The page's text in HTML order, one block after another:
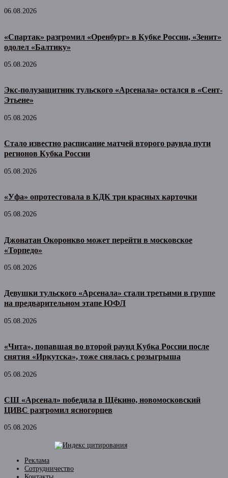
06.08.2026
«Спартак» разгромил «Оренбург» в Кубке России, «Зенит»
одолел «Балтику»
05.08.2026
Экс-полузащитник тульского «Арсенала» остался в «Сент-
Этьене»
05.08.2026
Стало известно расписание матчей второго раунда пути
регионов Кубка России
05.08.2026
«Уфа» опротестовала в КДК три красных карточки
05.08.2026
Джонатан Окоронкво может перейти в московское
«Торпедо»
05.08.2026
Девушки тульского «Арсенала» стали третьими в группе
на предварительном этапе ЮФЛ
05.08.2026
«Чита», попавшая во второй раунд Кубка России после
снятия «Иркутска», тоже снялась с розыгрыша
05.08.2026
СШ «Арсенал» победила в Щёкино, новомосковский
ЦИВС разгромил ясногорцев
05.08.2026
Реклама
Сотрудничество